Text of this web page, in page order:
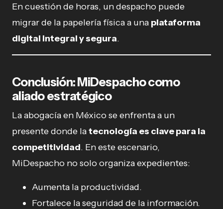
En cuestión de horas, un despacho puede
migrar de la papelería física a una plataforma
digital integral y segura.
Conclusión: MiDespacho como
aliado estratégico
La abogacía en México se enfrenta a un
presente donde latecnología es clave para la
competitividad. En este escenario,
MiDespacho no solo organiza expedientes:
Aumenta la productividad.
Fortalece la seguridad de la información.